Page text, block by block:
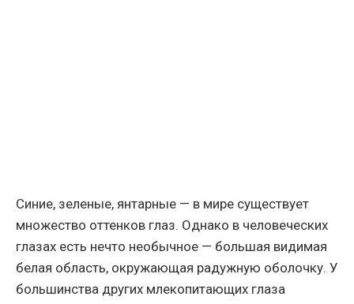
Синие, зеленые, янтарные — в мире существует
множество оттенков глаз. Однако в человеческих
глазах есть нечто необычное — большая видимая
белая область, окружающая радужную оболочку. У
большинства других млекопитающих глаза